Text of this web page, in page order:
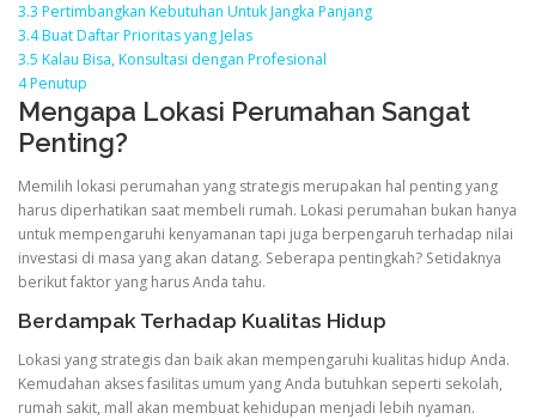
3.3 Pertimbangkan Kebutuhan Untuk Jangka Panjang
3.4Buat Daftar Prioritas yang Jelas
3.5 Kalau Bisa, Konsultasi dengan Profesional
4Penutup
Mengapa Lokasi Perumahan Sangat
Penting?
Memilih lokasi perumahan yang strategis merupakan hal penting yang
harus diperhatikan saat membeli rumah. Lokasi perumahan bukan hanya
untuk mempengaruhi kenyamanan tapi juga berpengaruh terhadap nilai
investasi di masa yang akan datang. Seberapa pentingkah? Setidaknya
berikut faktor yang harus Anda tahu.
Berdampak Terhadap Kualitas Hidup
Lokasi yang strategis dan baik akan mempengaruhi kualitas hidup Anda.
Kemudahan akses fasilitas umum yang Anda butuhkan seperti sekolah,
rumah sakit, mall akan membuat kehidupan menjadi lebih nyaman.